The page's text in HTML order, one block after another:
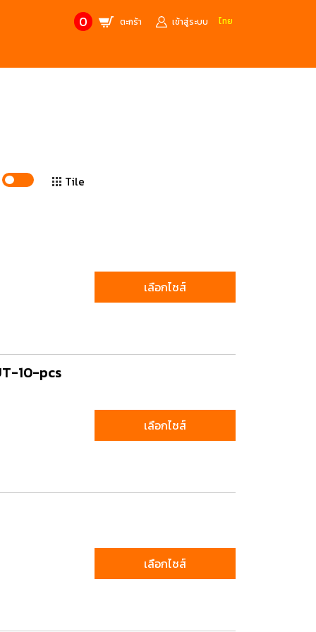
0 ตะกร้า เข้าสู่ระบบ ไทย
and striking
าง ประเภทจับ
Tile
เลือกไซส์
10-pcs
เลือกไซส์
เลือกไซส์